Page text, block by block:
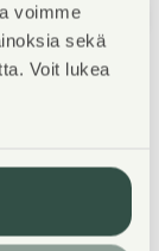
voimme
sekä
Voit lukea